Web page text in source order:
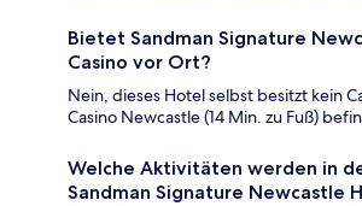
Bietet Sandman Signature
Casino vor Ort?
Nein, dieses Hotel selbst besitzt kein
Casino Newcastle (14 Min. zu Fuß)
Welche Aktivitäten werden in
Sandman Signature Newcastle